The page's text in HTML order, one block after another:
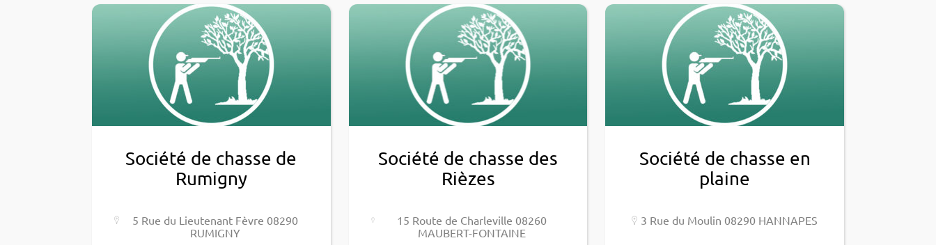
Société de chasse de
Rumigny
5 Rue du Lieu­te­nant Fèvre 08290
RUMIGNY
Société de chasse des
Rièzes
15 Route de Char­le­ville 08260
MAUBERT-FONTAINE
Société de chasse en
plaine
3 Rue du Moulin 08290 HANNAPES